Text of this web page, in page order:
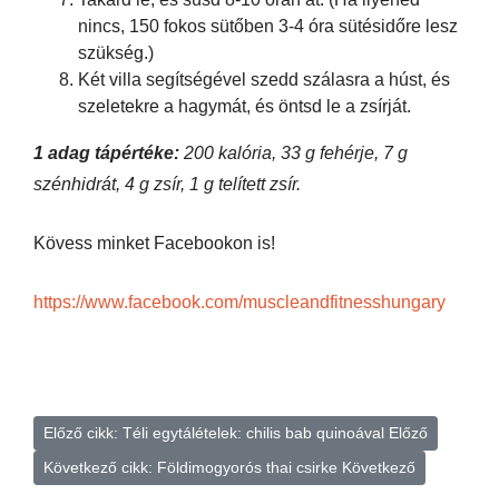
nincs, 150 fokos sütőben 3-4 óra sütésidőre lesz
szükség.)
Két villa segítségével szedd szálasra a húst, és
szeletekre a hagymát, és öntsd le a zsírját.
1 adag tápértéke: 200 kalória, 33 g fehérje, 7 g
szénhidrát, 4 g zsír, 1 g telített zsír.
Kövess minket Facebookon is!
https://www.facebook.com/muscleandfitnesshungary
Előző cikk: Téli egytálételek: chilis bab quinoával Előző
Következő cikk: Földimogyorós thai csirke Következő